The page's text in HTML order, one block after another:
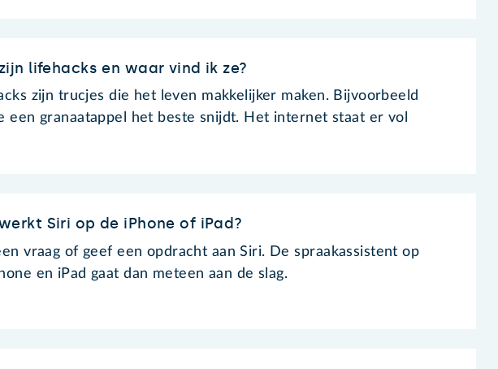
lifehacks en waar vind ik ze?
zijn trucjes die het leven makkelijker maken. Bijvoorbeeld
een granaatappel het beste snijdt. Het internet staat er vol
Siri op de iPhone of iPad?
vraag of geef een opdracht aan Siri. De spraakassistent op
en iPad gaat dan meteen aan de slag.